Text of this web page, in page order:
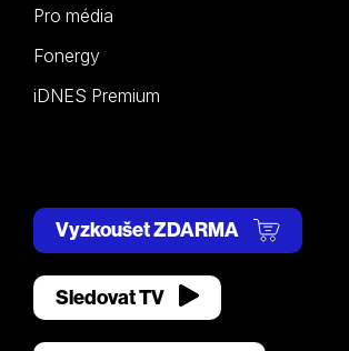
Pro média
Fonergy
iDNES Premium
Vyzkoušet ZDARMA
Sledovat TV